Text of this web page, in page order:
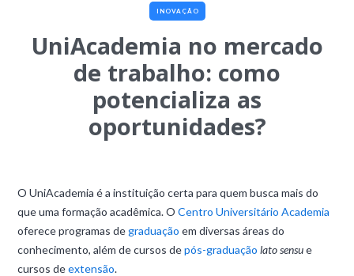
INOVAÇÃO
UniAcademia no mercado
de trabalho: como
potencializa as
oportunidades?
O UniAcademia é a instituição certa para quem busca mais do
que uma formação acadêmica. OCentro Universitário Academia
oferece programas degraduação em diversas áreas do
conhecimento, além de cursos depós-graduação lato sensue
cursos deextensão.